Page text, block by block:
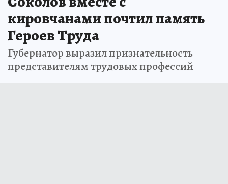
кировчанами почтил память
Героев Труда
Губернатор выразил признательность
представителям трудовых профессий